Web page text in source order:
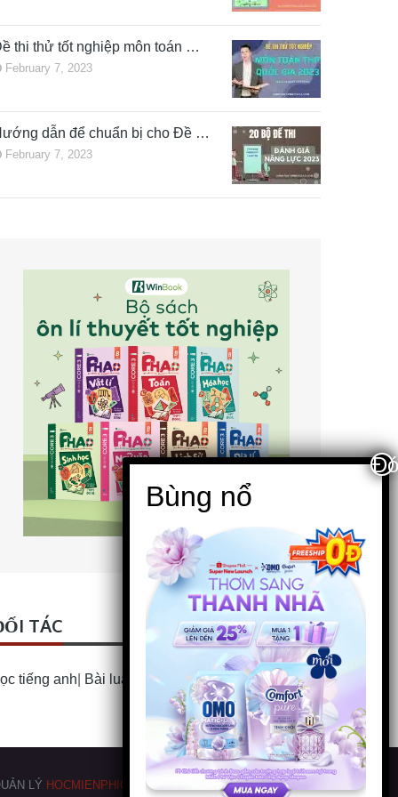
thi thử tốt nghiệp môn toán …
February 7, 2023
dẫn để chuẩn bị cho Đề …
February 7, 2023
TÁC
tiếng anh Bài luận Tiếng Anh
LÝ HOCMIENPHIONLINE.COM